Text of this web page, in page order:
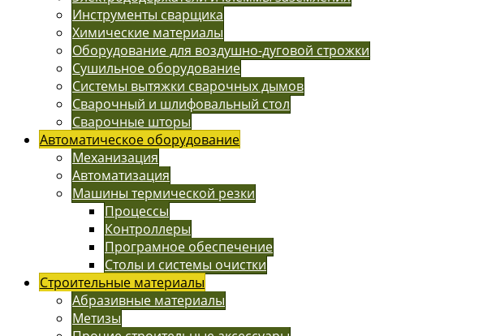
Инструменты сварщика
Химические материалы
Оборудование для воздушно-дуговой строжки
Сушильное оборудование
Системы вытяжки сварочных дымов
Сварочный и шлифовальный стол
Сварочные шторы
Автоматическое оборудование
Механизация
Автоматизация
Машины термической резки
Процессы
Контроллеры
Програмное обеспечение
Столы и системы очистки
Строительные материалы
Абразивные материалы
Метизы